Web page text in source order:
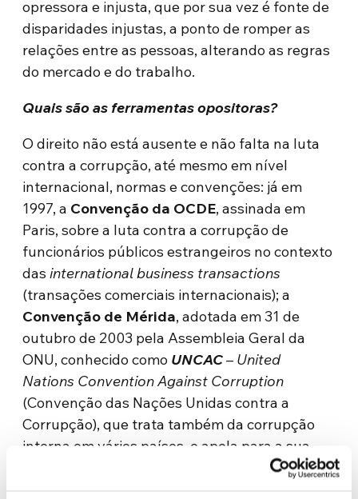
opressora e injusta, que por sua vez é fonte de
disparidades injustas, a ponto de romper as
relações entre as pessoas, alterando as regras
do mercado e do trabalho.
Quais são as ferramentas opositoras?
O direito não está ausente e não falta na luta
contra a corrupção, até mesmo em nível
internacional, normas e convenções: já em
1997, a Convenção da OCDE, assinada em
Paris, sobre a luta contra a corrupção de
funcionários públicos estrangeiros no contexto
dasinternational business transactions
(transações comerciais internacionais); a
Convenção de Mérida, adotada em 31 de
outubro de 2003 pela Assembleia Geral da
ONU, conhecido como UNCAC– United
Nations Convention Against Corruption
(Convenção das Nações Unidas contra a
Corrupção), que trata também da corrupção
interna em vários países, e apela para a sua
incriminação de várias formas. Intervenções na